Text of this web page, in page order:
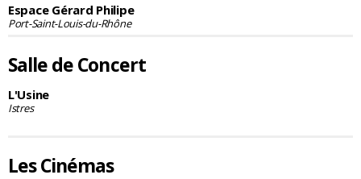
Espace Gérard Philipe
Port-Saint-Louis-du-Rhône
Salle de Concert
L'Usine
Istres
Les Cinémas